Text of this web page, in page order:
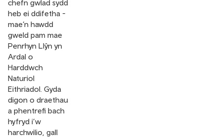
chefn gwlad sydd
heb ei ddifetha -
mae’n hawdd
gweld pam mae
Penrhyn Llŷn yn
Ardal o
Harddwch
Naturiol
Eithriadol. Gyda
digon o draethau
a phentrefi bach
hyfryd i’w
harchwilio, gall